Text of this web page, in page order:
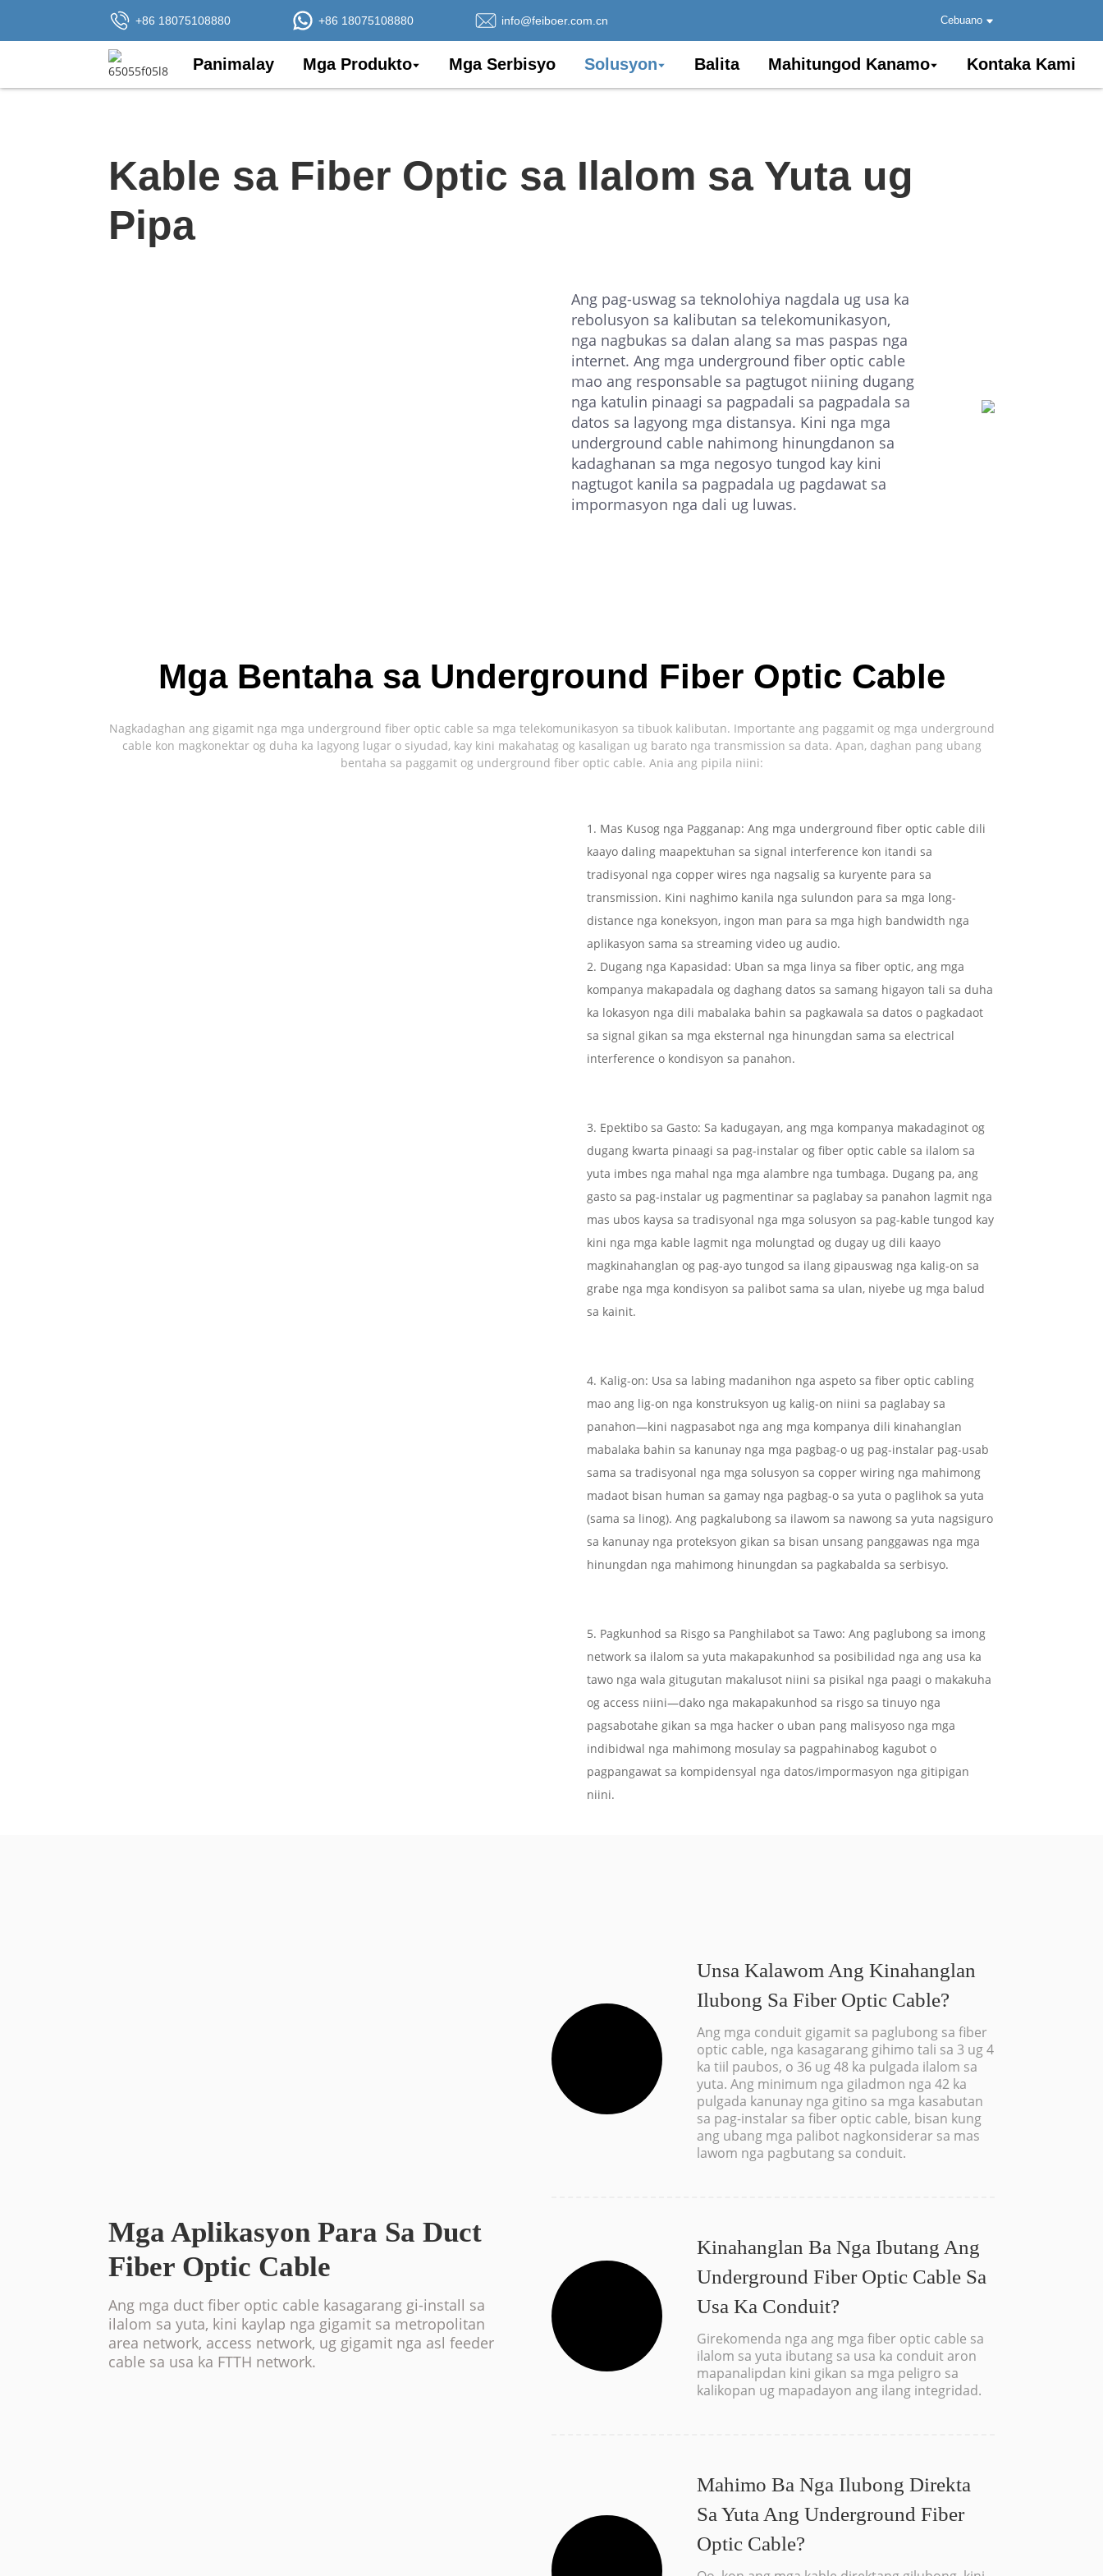
+86 18075108880 +86 18075108880 info@feiboer.com.cn Cebuano
Panimalay Mga Produkto Mga Serbisyo Solusyon Balita Mahitungod Kanamo Kontaka Kami
Kable sa Fiber Optic sa Ilalom sa Yuta ug
Pipa
Ang pag-uswag sa teknolohiya nagdala ug usa ka
rebolusyon sa kalibutan sa telekomunikasyon,
nga nagbukas sa dalan alang sa mas paspas nga
internet. Ang mga underground fiber optic cable
mao ang responsable sa pagtugot niining dugang
nga katulin pinaagi sa pagpadali sa pagpadala sa
datos sa lagyong mga distansya. Kini nga mga
underground cable nahimong hinungdanon sa
kadaghanan sa mga negosyo tungod kay kini
nagtugot kanila sa pagpadala ug pagdawat sa
impormasyon nga dali ug luwas.
Mga Bentaha sa Underground Fiber Optic Cable
Nagkadaghan ang gigamit nga mga underground fiber optic cable sa mga telekomunikasyon sa tibuok kalibutan. Importante ang paggamit og mga underground
cable kon magkonektar og duha ka lagyong lugar o siyudad, kay kini makahatag og kasaligan ug barato nga transmission sa data. Apan, daghan pang ubang
bentaha sa paggamit og underground fiber optic cable. Ania ang pipila niini:
1. Mas Kusog nga Pagganap: Ang mga underground fiber optic cable dili
kaayo daling maapektuhan sa signal interference kon itandi sa
tradisyonal nga copper wires nga nagsalig sa kuryente para sa
transmission. Kini naghimo kanila nga sulundon para sa mga long-
distance nga koneksyon, ingon man para sa mga high bandwidth nga
aplikasyon sama sa streaming video ug audio.
2. Dugang nga Kapasidad: Uban sa mga linya sa fiber optic, ang mga
kompanya makapadala og daghang datos sa samang higayon tali sa duha
ka lokasyon nga dili mabalaka bahin sa pagkawala sa datos o pagkadaot
sa signal gikan sa mga eksternal nga hinungdan sama sa electrical
interference o kondisyon sa panahon.
3. Epektibo sa Gasto: Sa kadugayan, ang mga kompanya makadaginot og
dugang kwarta pinaagi sa pag-instalar og fiber optic cable sa ilalom sa
yuta imbes nga mahal nga mga alambre nga tumbaga. Dugang pa, ang
gasto sa pag-instalar ug pagmentinar sa paglabay sa panahon lagmit nga
mas ubos kaysa sa tradisyonal nga mga solusyon sa pag-kable tungod kay
kini nga mga kable lagmit nga molungtad og dugay ug dili kaayo
magkinahanglan og pag-ayo tungod sa ilang gipauswag nga kalig-on sa
grabe nga mga kondisyon sa palibot sama sa ulan, niyebe ug mga balud
sa kainit.
4. Kalig-on: Usa sa labing madanihon nga aspeto sa fiber optic cabling
mao ang lig-on nga konstruksyon ug kalig-on niini sa paglabay sa
panahon—kini nagpasabot nga ang mga kompanya dili kinahanglan
mabalaka bahin sa kanunay nga mga pagbag-o ug pag-instalar pag-usab
sama sa tradisyonal nga mga solusyon sa copper wiring nga mahimong
madaot bisan human sa gamay nga pagbag-o sa yuta o paglihok sa yuta
(sama sa linog). Ang pagkalubong sa ilawom sa nawong sa yuta nagsiguro
sa kanunay nga proteksyon gikan sa bisan unsang panggawas nga mga
hinungdan nga mahimong hinungdan sa pagkabalda sa serbisyo.
5. Pagkunhod sa Risgo sa Panghilabot sa Tawo: Ang paglubong sa imong
network sa ilalom sa yuta makapakunhod sa posibilidad nga ang usa ka
tawo nga wala gitugutan makalusot niini sa pisikal nga paagi o makakuha
og access niini—dako nga makapakunhod sa risgo sa tinuyo nga
pagsabotahe gikan sa mga hacker o uban pang malisyoso nga mga
indibidwal nga mahimong mosulay sa pagpahinabog kagubot o
pagpangawat sa kompidensyal nga datos/impormasyon nga gitipigan
niini.
Mga Aplikasyon Para Sa Duct
Fiber Optic Cable
Ang mga duct fiber optic cable kasagarang gi-install sa
ilalom sa yuta, kini kaylap nga gigamit sa metropolitan
area network, access network, ug gigamit nga asl feeder
cable sa usa ka FTTH network.
Unsa Kalawom Ang Kinahanglan
Ilubong Sa Fiber Optic Cable?
Ang mga conduit gigamit sa paglubong sa fiber
optic cable, nga kasagarang gihimo tali sa 3 ug 4
ka tiil paubos, o 36 ug 48 ka pulgada ilalom sa
yuta. Ang minimum nga giladmon nga 42 ka
pulgada kanunay nga gitino sa mga kasabutan
sa pag-instalar sa fiber optic cable, bisan kung
ang ubang mga palibot nagkonsiderar sa mas
lawom nga pagbutang sa conduit.
Kinahanglan Ba Nga Ibutang Ang
Underground Fiber Optic Cable Sa
Usa Ka Conduit?
Girekomenda nga ang mga fiber optic cable sa
ilalom sa yuta ibutang sa usa ka conduit aron
mapanalipdan kini gikan sa mga peligro sa
kalikopan ug mapadayon ang ilang integridad.
Mahimo Ba Nga Ilubong Direkta
Sa Yuta Ang Underground Fiber
Optic Cable?